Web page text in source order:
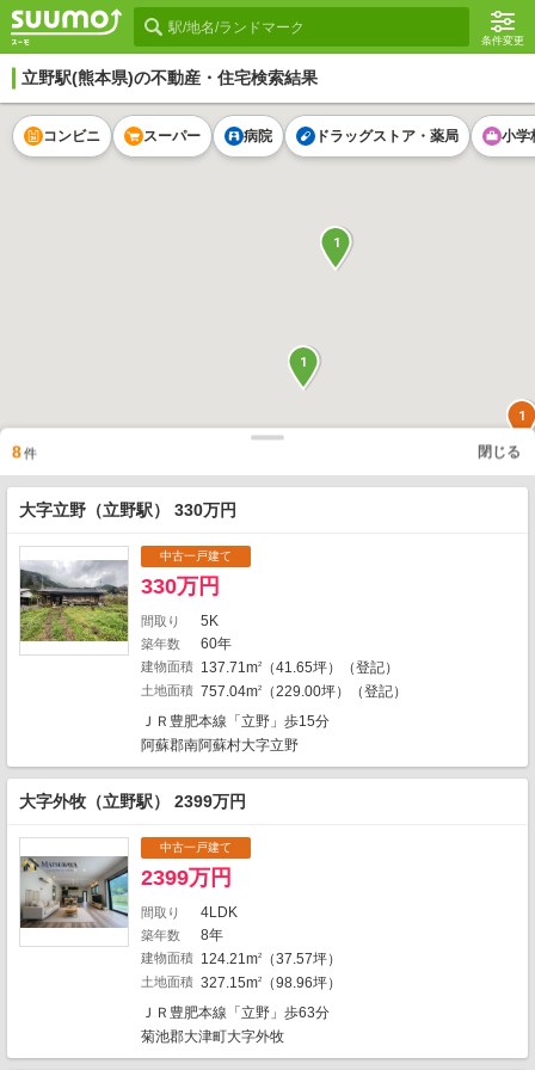
条件変更
立野駅(熊本県)の不動産・住宅検索結果
1
1
1
コンビニ スーパー 病院 ドラッグストア・薬局 小学
8件 閉じる
大字立野（立野駅） 330万円
中古一戸建て
330万円
間取り 5K
築年数 60年
建物面積 137.71m2 （41.65坪）（登記）
土地面積 757.04m2
（229.00坪）（登記）
ＪＲ豊肥本線「立野」歩15分
阿蘇郡南阿蘇村大字立野
大字外牧（立野駅） 2399万円
中古一戸建て
2399万円
間取り 4LDK
築年数 8年
建物面積 124.21m2 （37.57坪）
土地面積 327.15m2
（98.96坪）
ＪＲ豊肥本線「立野」歩63分
菊池郡大津町大字外牧